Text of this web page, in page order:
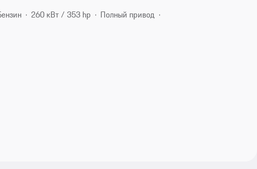
260 кВт / 353 hp
Полный привод